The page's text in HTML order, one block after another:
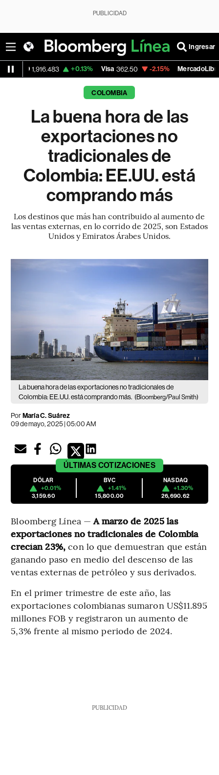
PUBLICIDAD
Ingresar
+0.13% Visa 362.50 -2.15% MercadoLibre 1,821.795
COLOMBIA
La buena hora de las
exportaciones no
tradicionales de
Colombia: EE.UU. está
comprando más
Los destinos que más han contribuido al aumento de
las ventas externas, en lo corrido de 2025, son Estados
Unidos y Emiratos Árabes Unidos.
La buena hora de las exportaciones no tradicionales de
Colombia: EE.UU. está comprando más. (Bloomberg/Paul Smith)
PorMaría C. Suárez
09 de mayo, 2025 | 05:00 AM
ÚLTIMAS COTIZACIONES
DÓLAR
+0.01%
3,159.60
BVC
+1.41%
15,800.00
NASDAQ
+1.30%
26,690.62
Bloomberg Línea —A marzo de 2025 las
exportaciones no tradicionales de Colombia
crecían 23%, con lo que demuestran que están
ganando paso en medio del descenso de las
ventas externas de petróleo y sus derivados.
En el primer trimestre de este año, las
exportaciones colombianas sumaron US$11.895
millones FOB y registraron un aumento de
5,3% frente al mismo periodo de 2024.
PUBLICIDAD